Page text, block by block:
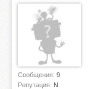
Сообщения: 9
Репутация: N